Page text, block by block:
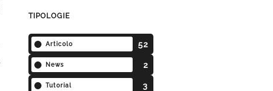
TIPOLOGIE
Articolo 52
News 2
Tutorial 3